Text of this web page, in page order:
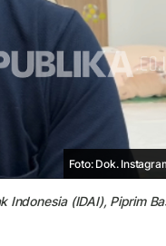
Foto: Dok.
Indonesia (IDAI), Piprim